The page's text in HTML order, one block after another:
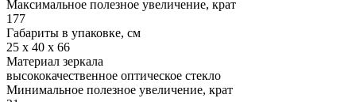
Максимальное полезное увеличение, крат
177
Габариты в упаковке, см
25 x 40 x 66
Материал зеркала
высококачественное оптическое стекло
Минимальное полезное увеличение, крат